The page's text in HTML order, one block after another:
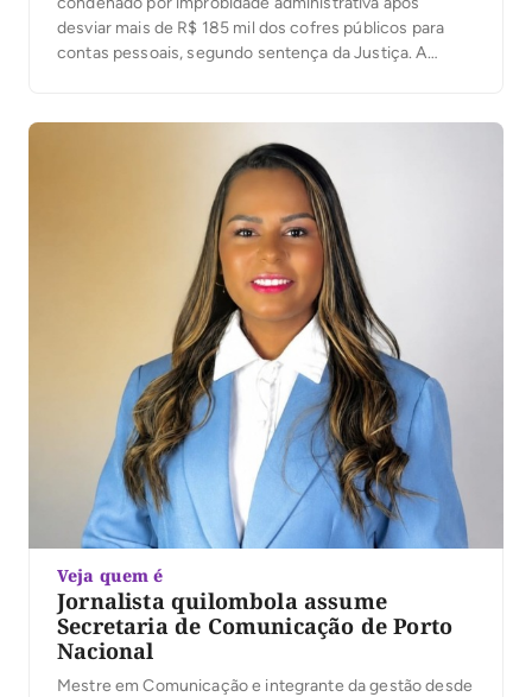
desviar mais de R$ 185 mil dos cofres públicos para
contas pessoais, segundo sentença da Justiça. A
Xambioá. De acordo com o processo, o ex-servidor […]
Veja quem é
Jornalista quilombola assume
Secretaria de Comunicação de Porto
Nacional
Mestre em Comunicação e integrante da gestão desde